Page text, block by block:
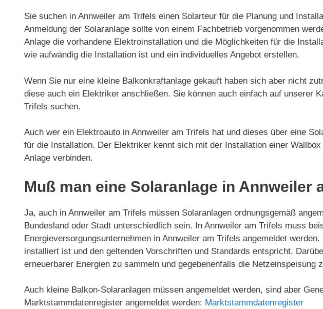
Sie suchen in Annweiler am Trifels einen Solarteur für die Planung und
Anmeldung der Solaranlage sollte von einem Fachbetrieb vorgenommen
Anlage die vorhandene Elektroinstallation und die Möglichkeiten für die
wie aufwändig die Installation ist und ein individuelles Angebot erstellen.
Wenn Sie nur eine kleine Balkonkraftanlage gekauft haben sich aber nicht
diese auch ein Elektriker anschließen. Sie können auch einfach auf unserer
Trifels suchen.
Auch wer ein Elektroauto in Annweiler am Trifels hat und dieses über eine
für die Installation. Der Elektriker kennt sich mit der Installation einer
Anlage verbinden.
Muß man eine Solaranlage in Annweiler
Ja, auch in Annweiler am Trifels müssen Solaranlagen ordnungsgemäß
Bundesland oder Stadt unterschiedlich sein. In Annweiler am Trifels muss
Energieversorgungsunternehmen in Annweiler am Trifels angemeldet
installiert ist und den geltenden Vorschriften und Standards entspricht.
erneuerbarer Energien zu sammeln und gegebenenfalls die Netzeinspeisung
Auch kleine Balkon-Solaranlagen müssen angemeldet werden, sind aber
Marktstammdatenregister angemeldet werden: Marktstammdatenregister